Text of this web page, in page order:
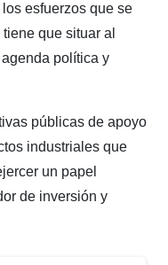
esfuerzos que se
que situar al
política y
públicas de apoyo
industriales que
un papel
de inversión y